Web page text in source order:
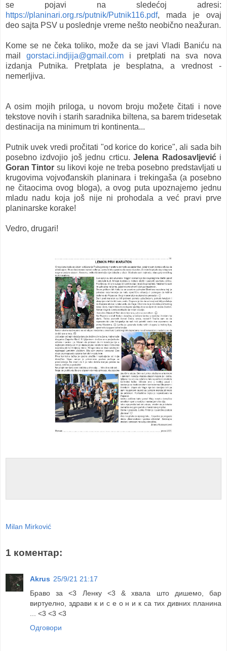
se pojavi na sledećoj adresi:
https://planinari.org.rs/putnik/Putnik116.pdf, mada je ovaj
deo sajta PSV u poslednje vreme nešto neobično neažuran.
Kome se ne čeka toliko, može da se javi Vladi Baniću na
mail gorstaci.indjija@gmail.comi pretplati na sva nova
izdanja Putnika. Pretplata je besplatna, a vrednost -
nemerljiva.
A osim mojih priloga, u novom broju možete čitati i nove
tekstove novih i starih saradnika biltena, sa barem tridesetak
destinacija na minimum tri kontinenta...
Putnik uvek vredi pročitati "od korice do korice", ali sada bih
posebno izdvojio još jednu crticu.Jelena Radosavljevići
Goran Tintor su likovi koje ne treba posebno predstavljati u
krugovima vojvođanskih planinara i trekingaša (a posebno
ne čitaocima ovog bloga), a ovog puta upoznajemo jednu
mladu nadu koja još nije ni prohodala a već pravi prve
planinarske korake!
Vedro, drugari!
Milan Mirković
1 коментар:
Akrus 25/9/21 21:17
Браво за <3 Ленку <3 & хвала што дишемо, бар
виртуелно, здрави к и с е о н и к са тих дивних планина
... <3 <3 <3
Одговори